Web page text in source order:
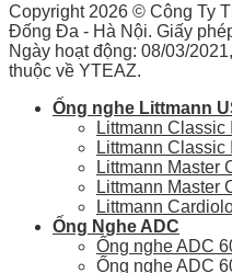
Copyright 2026 © Công Ty
Đống Đa - Hà Nội. Giấy
Ngày hoạt động: 08/03/
thuộc về YTEAZ.
Ống nghe Littmann
Littmann Classic
Littmann Classic
Littmann Master
Littmann Master
Littmann
Ống Nghe ADC
Ống nghe ADC
Ống nghe ADC